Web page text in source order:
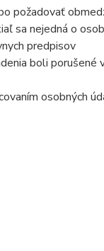
požadovať
sa nejedná o
predpisov
boli porušené
osobných